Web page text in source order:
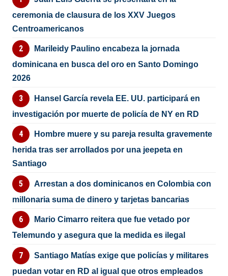
ceremonia de clausura de los XXV Juegos
Centroamericanos
Marileidy Paulino encabeza la jornada
dominicana en busca del oro en Santo Domingo
2026
Hansel García revela EE. UU. participará en
investigación por muerte de policía de NY en RD
Hombre muere y su pareja resulta gravemente
herida tras ser arrollados por una jeepeta en
Santiago
Arrestan a dos dominicanos en Colombia con
millonaria suma de dinero y tarjetas bancarias
Mario Cimarro reitera que fue vetado por
Telemundo y asegura que la medida es ilegal
Santiago Matías exige que policías y militares
puedan votar en RD al igual que otros empleados